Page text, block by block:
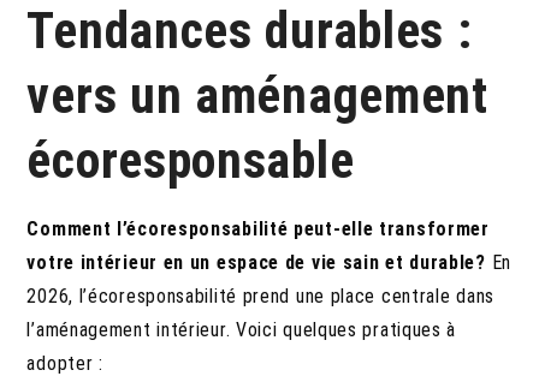
Tendances durables :
vers un aménagement
écoresponsable
Comment l’écoresponsabilité peut-elle transformer
votre intérieur en un espace de vie sain et durable? En
2026, l’écoresponsabilité prend une place centrale dans
l’aménagement intérieur. Voici quelques pratiques à
adopter :